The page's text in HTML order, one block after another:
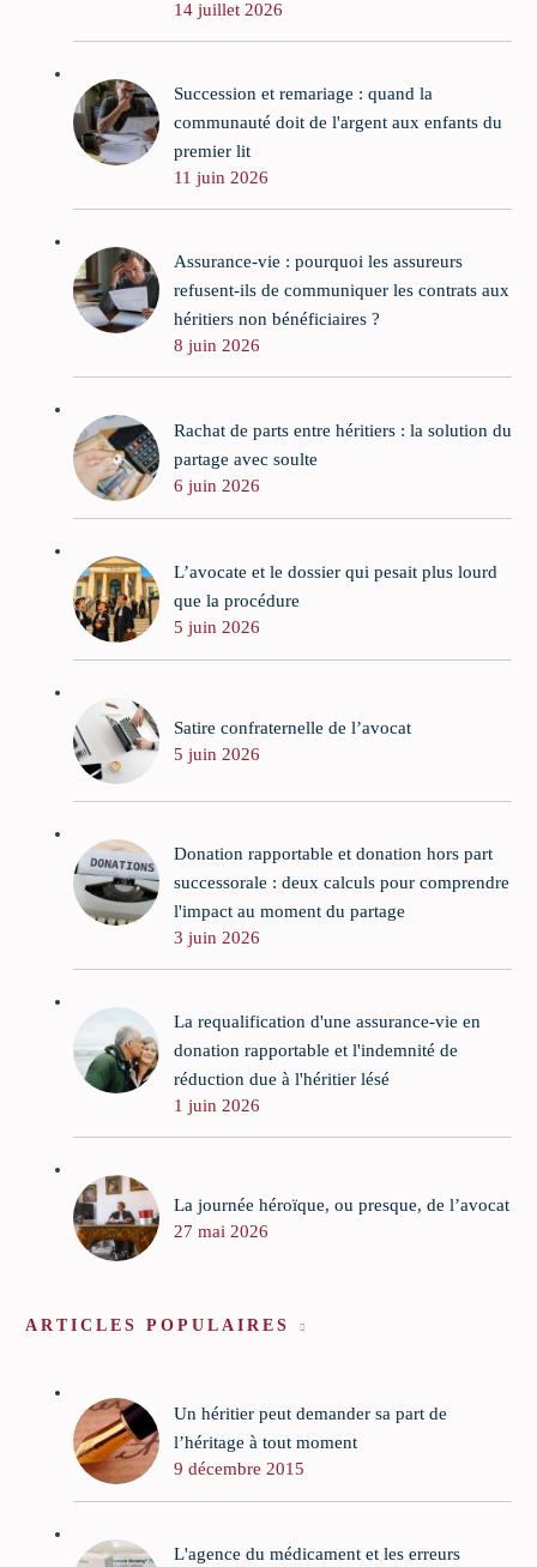
14 juillet 2026
Succession et remariage : quand la
communauté doit de l'argent aux enfants du
premier lit
11 juin 2026
Assurance-vie : pourquoi les assureurs
refusent-ils de communiquer les contrats aux
héritiers non bénéficiaires ?
8 juin 2026
Rachat de parts entre héritiers : la solution du
partage avec soulte
6 juin 2026
L’avocate et le dossier qui pesait plus lourd
que la procédure
5 juin 2026
Satire confraternelle de l’avocat
5 juin 2026
Donation rapportable et donation hors part
successorale : deux calculs pour comprendre
l'impact au moment du partage
3 juin 2026
La requalification d'une assurance-vie en
donation rapportable et l'indemnité de
réduction due à l'héritier lésé
1 juin 2026
La journée héroïque, ou presque, de l’avocat
27 mai 2026
ARTICLES POPULAIRES
Un héritier peut demander sa part de
l’héritage à tout moment
9 décembre 2015
L'agence du médicament et les erreurs